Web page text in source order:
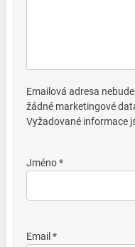
Emailová adresa
žádné marketingové
Vyžadované informace
Jméno *
Email *